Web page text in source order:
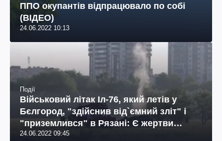
ППО окупантів відпрацювало по собі
(ВІДЕО)
24.06.2022 10:13
Події
Військовий літак Іл-76, який летів у
Бєлгород, "здійснив від`ємний зліт" і
"приземлився" в Рязані: Є жертви
(ВІДЕО)
24.06.2022 09:45